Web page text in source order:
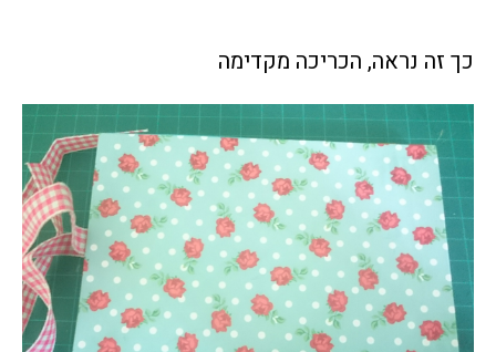
כך זה נראה, הכריכה מקדימה